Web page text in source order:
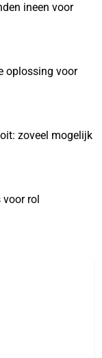
ineen voor
oplossing voor
zoveel mogelijk
rol